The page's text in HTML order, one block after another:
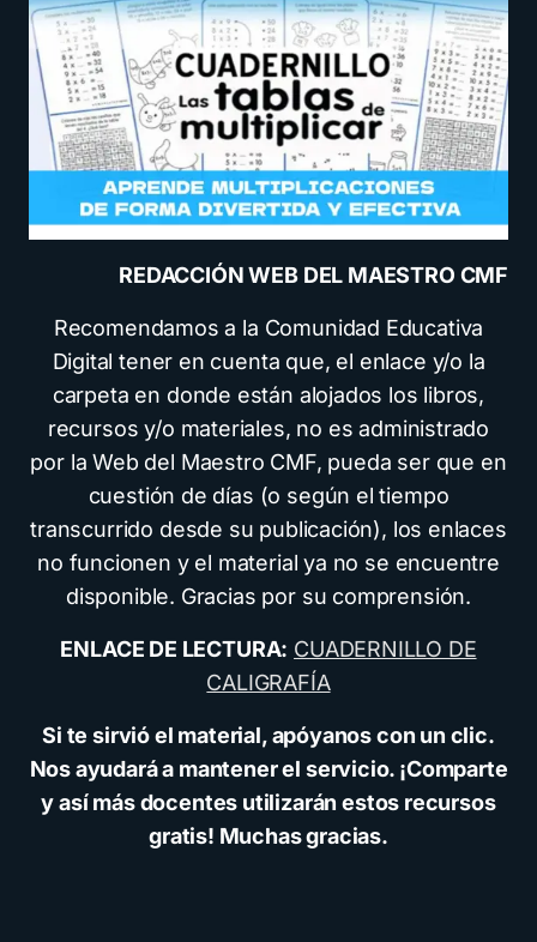
REDACCIÓN WEB DEL MAESTRO CMF
Recomendamos a la Comunidad Educativa
Digital tener en cuenta que, el enlace y/o la
carpeta en donde están alojados los libros,
recursos y/o materiales, no es administrado
por la Web del Maestro CMF, pueda ser que en
cuestión de días (o según el tiempo
transcurrido desde su publicación), los enlaces
no funcionen y el material ya no se encuentre
disponible. Gracias por su comprensión.
ENLACE DE LECTURA: CUADERNILLO DE
CALIGRAFÍA
Si te sirvió el material, apóyanos con un clic.
Nos ayudará a mantener el servicio. ¡Comparte
y así más docentes utilizarán estos recursos
gratis! Muchas gracias.